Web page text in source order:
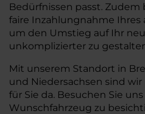
Bedürfnissen passt.
faire Inzahlungnahme Ihres
um den Umstieg auf Ihr
unkomplizierter zu
Mit unserem Standort in
und Niedersachsen sind
für Sie da. Besuchen Sie
Wunschfahrzeug zu